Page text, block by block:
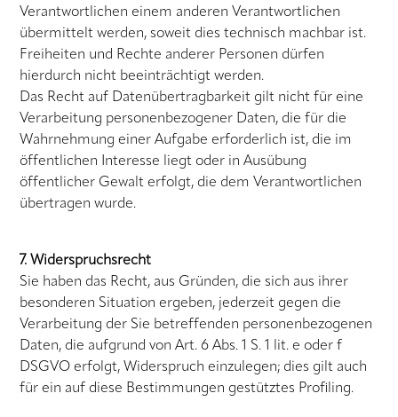
Verantwortlichen einem anderen Verantwortlichen
übermittelt werden, soweit dies technisch machbar ist.
Freiheiten und Rechte anderer Personen dürfen
hierdurch nicht beeinträchtigt werden.
Das Recht auf Datenübertragbarkeit gilt nicht für eine
Verarbeitung personenbezogener Daten, die für die
Wahrnehmung einer Aufgabe erforderlich ist, die im
öffentlichen Interesse liegt oder in Ausübung
öffentlicher Gewalt erfolgt, die dem Verantwortlichen
übertragen wurde.
7. Widerspruchsrecht
Sie haben das Recht, aus Gründen, die sich aus ihrer
besonderen Situation ergeben, jederzeit gegen die
Verarbeitung der Sie betreffenden personenbezogenen
Daten, die aufgrund von Art. 6 Abs. 1 S. 1 lit. e oder f
DSGVO erfolgt, Widerspruch einzulegen; dies gilt auch
für ein auf diese Bestimmungen gestütztes Profiling.